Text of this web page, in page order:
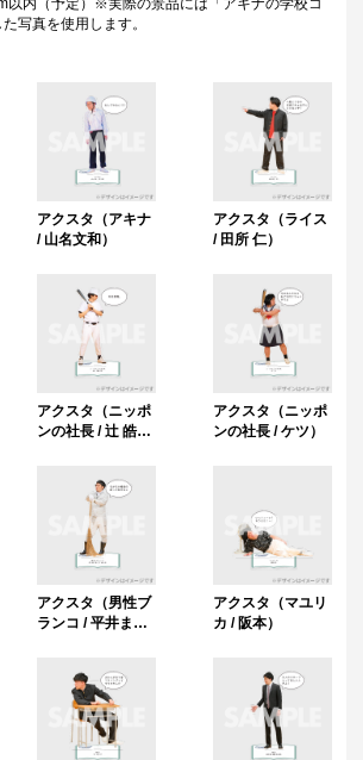
以内（予定）※実際の景品には「アキナの学校コ
写真を使用します。
アクスタ（アキナ
/ 山名文和）
アクスタ（ライス
/ 田所 仁）
アクスタ（ニッポ
ンの社長 / 辻 皓
アクスタ（ニッポ
ンの社長 / ケツ）
アクスタ（男性ブ
ランコ / 平井まさ
アクスタ（マユリ
カ / 阪本）